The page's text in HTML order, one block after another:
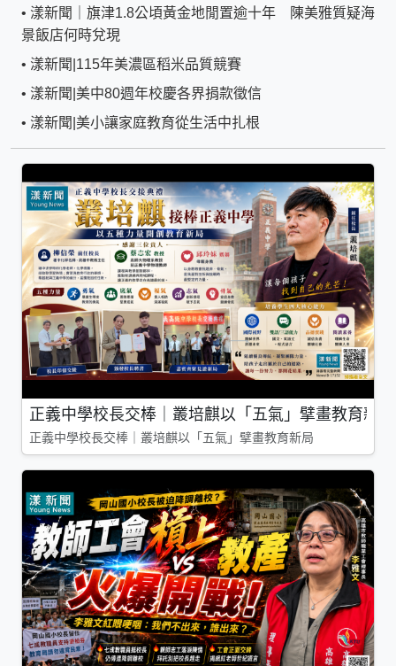
• 漾新聞｜旗津1.8公頃黃金地閒置逾十年 陳美雅質疑海
景飯店何時兌現
• 漾新聞|115年美濃區稻米品質競賽
• 漾新聞|美中80週年校慶各界捐款徵信
• 漾新聞|美小讓家庭教育從生活中扎根
正義中學校長交棒｜叢培麒以「五氣」擘畫教育新局
正義中學校長交棒｜叢培麒以「五氣」擘畫教育新局